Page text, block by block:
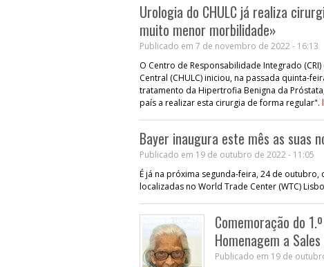
Urologia do CHULC já realiza
muito menor morbilidade»
Publicado em 7 de novembro de 2022 - 16:13
O Centro de Responsabilidade Integrado
Central (CHULC) iniciou, na passada quinta-
tratamento da Hipertrofia Benigna da
país a realizar esta cirurgia de forma regular".
Bayer inaugura este mês as suas
Publicado em 19 de outubro de 2022 - 11:05
É já na próxima segunda-feira, 24 de outubro,
localizadas no World Trade Center (WTC)
Comemoração do
Homenagem a Sales
Publicado em 19 de